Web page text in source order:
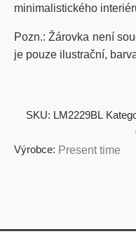
minimalistického
Pozn.: Žárovka není
je pouze ilustrační,
SKU: LM2229BL
Výrobce: Present time